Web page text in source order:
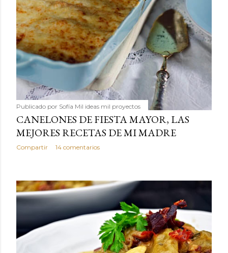
Publicado por Sofía Mil ideas mil proyectos
CANELONES DE FIESTA MAYOR, LAS
MEJORES RECETAS DE MI MADRE
Compartir 14 comentarios